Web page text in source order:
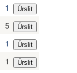
1
5
1
1